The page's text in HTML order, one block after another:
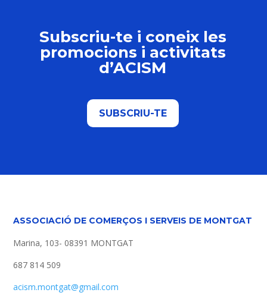
Subscriu-te i coneix les
promocions i activitats
d’ACISM
SUBSCRIU-TE
ASSOCIACIÓ DE COMERÇOS I SERVEIS DE MONTGAT
Marina, 103- 08391 MONTGAT
687 814 509
acism.montgat@gmail.com